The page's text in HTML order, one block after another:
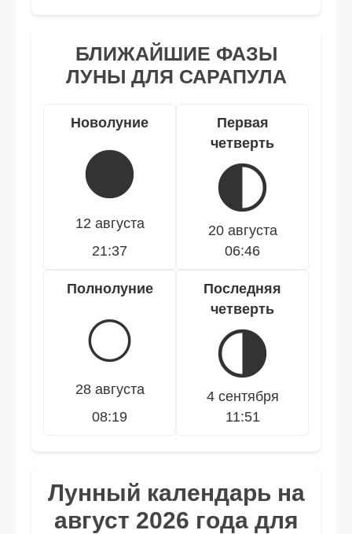
БЛИЖАЙШИЕ ФАЗЫ
ЛУНЫ ДЛЯ САРАПУЛА
Новолуние
🌑
12 августа
21:37
Первая
четверть
🌓
20 августа
06:46
Полнолуние
🌕
28 августа
08:19
Последняя
четверть
🌗
4 сентября
11:51
Лунный календарь на
август 2026 года для